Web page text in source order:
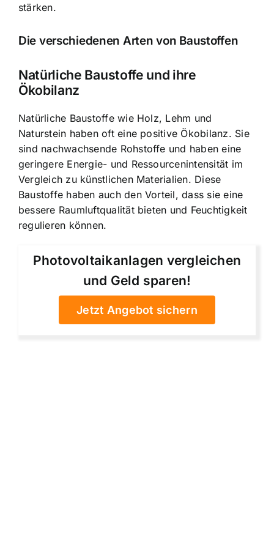
stärken.
Die verschiedenen Arten von Baustoffen
Natürliche Baustoffe und ihre
Ökobilanz
Natürliche Baustoffe wie Holz, Lehm und
Naturstein haben oft eine positive Ökobilanz. Sie
sind nachwachsende Rohstoffe und haben eine
geringere Energie- und Ressourcenintensität im
Vergleich zu künstlichen Materialien. Diese
Baustoffe haben auch den Vorteil, dass sie eine
bessere Raumluftqualität bieten und Feuchtigkeit
regulieren können.
Photovoltaikanlagen vergleichen
und Geld sparen!
Jetzt Angebot sichern